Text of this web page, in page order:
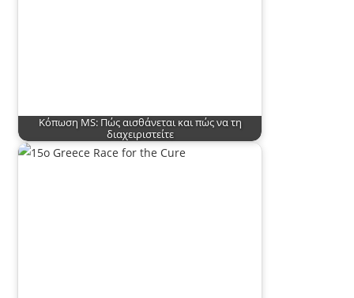
Κόπωση MS: Πώς αισθάνεται και πώς να τη
διαχειριστείτε